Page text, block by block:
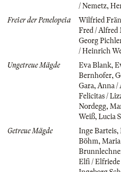
/ Nemetz,
Freier der Penelopeia
Wilfried
Fred / Alfred
Georg
/ Heinrich
Ungetreue Mägde
Eva Blank,
Bernhofer,
Gara, Anna /
Felicitas /
Nordegg,
Weiß, Lucia
Getreue Mägde
Inge Barteis,
Böhm,
Elfi /